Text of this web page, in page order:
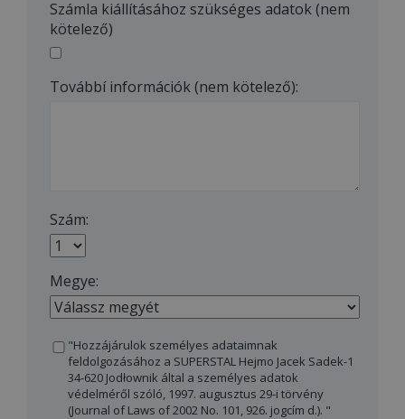
Számla kiállításához szükséges adatok (nem
kötelező)
Továbbí információk (nem kötelező):
Szám:
Megye:
"Hozzájárulok személyes adataimnak
feldolgozásához a SUPERSTAL Hejmo Jacek Sadek-1
34-620 Jodłownik által a személyes adatok
védelméről szóló, 1997. augusztus 29-i törvény
(Journal of Laws of 2002 No. 101, 926. jogcím d.). "